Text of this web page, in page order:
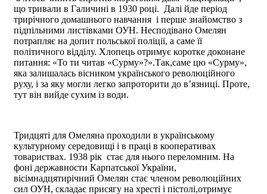
що тривали в Галичині в 1930 році. Далі йде період
трирічного домашнього навчання і перше знайомство з
підпільними листівками ОУН. Несподівано Омелян
потрапляє на допит польської поліції, а саме її
політичного відділу. Хлопець отримує коротке доконане
питання: «То ти читав «Сурму»?».Так,саме цю «Сурму»,
яка залишалась вісником українського революційного
руху, і за яку могли легко запроторити до в’язниці. Проте,
тут він вийде сухим із води.
Тридцяті для Омеляна проходили в українському
культурному середовищі і в праці в кооперативах
товариствах. 1938 рік стає для нього переломним. На
фоні державности Карпатської України,
вісімнадцятирічний Омелян стає членом революційних
сил ОУН, складає присягу на хресті і пістолі,отримує